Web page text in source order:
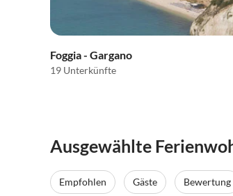
Foggia - Gargano
19 Unterkünfte
Ausgewählte
Empfohlen Gäste Bewertung